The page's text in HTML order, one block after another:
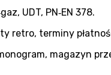
UDT, PN‑EN 378.
retro, terminy
magazyn